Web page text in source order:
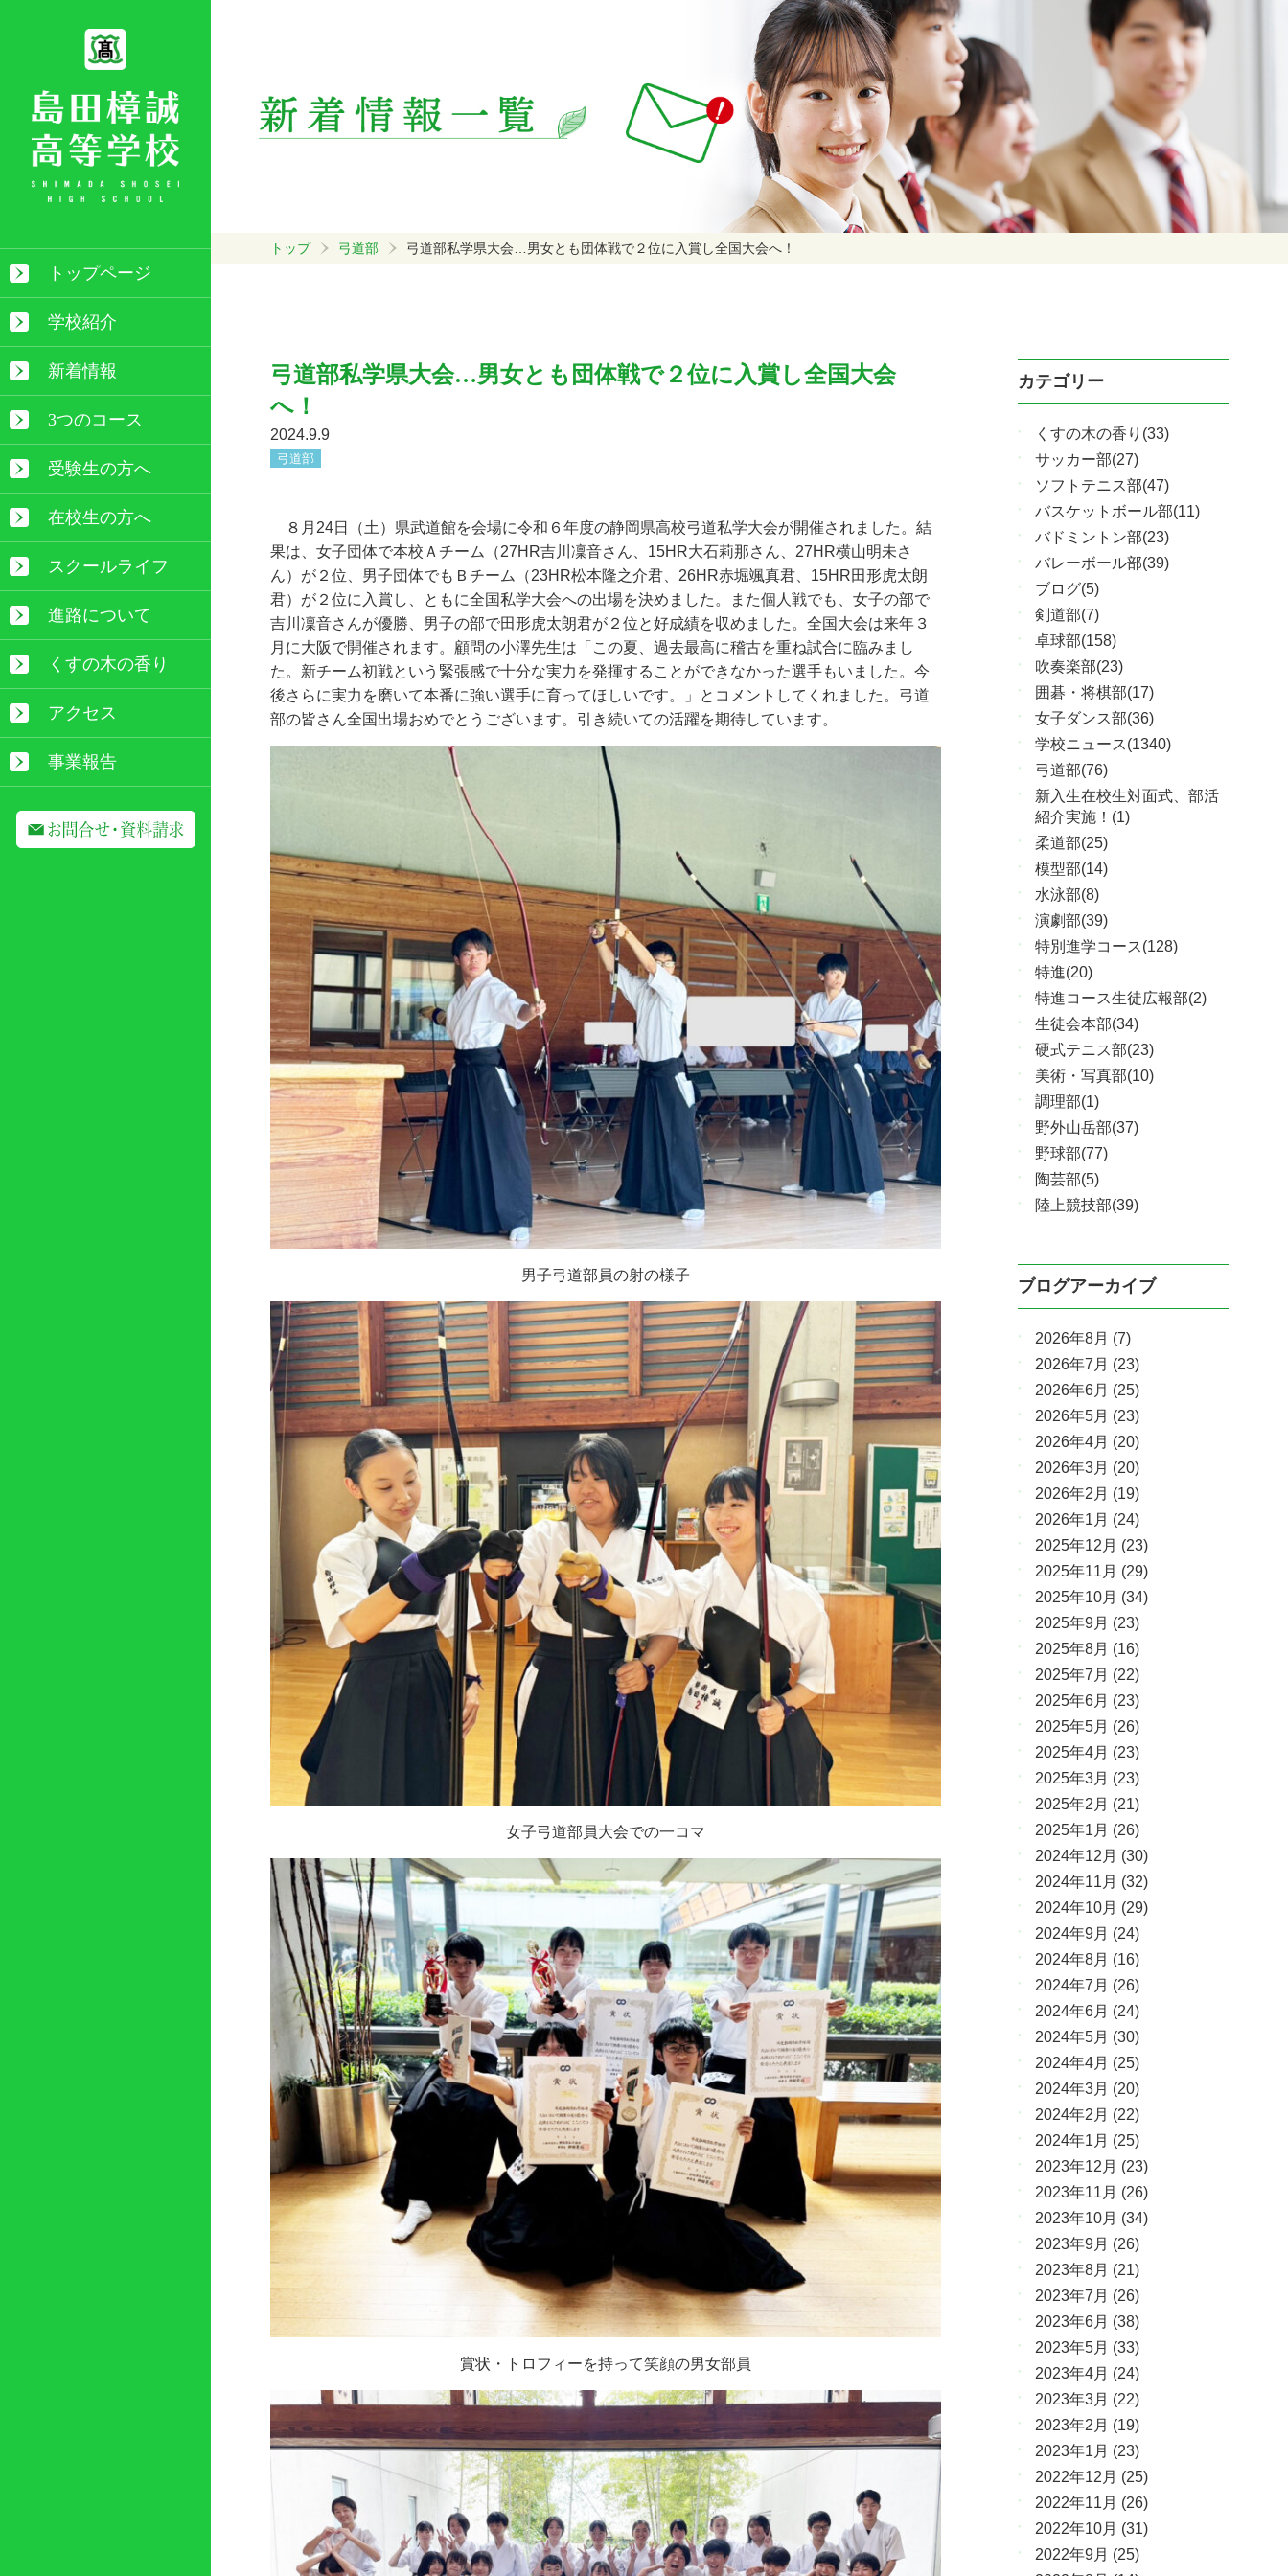
トップページ
学校紹介
新着情報
3つのコース
受験生の方へ
在校生の方へ
スクールライフ
進路について
くすの木の香り
アクセス
事業報告
トップ 弓道部 弓道部私学県大会…男女とも団体戦で２位に入賞し全国大会へ！
弓道部私学県大会…男女とも団体戦で２位に入賞し全国大会
へ！
2024.9.9
弓道部
８月 24日（土）県武道館を会場に令和６年度の静岡県高校弓道私学大会が開催されました。結
果は、女子団体で本校Ａチーム（27HR吉川凜音さん、 15HR大石莉那さん、 27HR横山明未さ
ん）が２位、男子団体でもＢチーム（23HR松本隆之介君、 26HR赤堀颯真君、 15HR田形虎太朗
君）が２位に入賞し、ともに全国私学大会への出場を決めました。また個人戦でも、女子の部で
吉川凜音さんが優勝、男子の部で田形虎太朗君が２位と好成績を収めました。全国大会は来年３
月に大阪で開催されます。顧問の小澤先生は「この夏、過去最高に稽古を重ね試合に臨みまし
た。新チーム初戦という緊張感で十分な実力を発揮することができなかった選手もいました。今
後さらに実力を磨いて本番に強い選手に育ってほしいです。」とコメントしてくれました。弓道
部の皆さん全国出場おめでとうございます。引き続いての活躍を期待しています。
男子弓道部員の射の様子
女子弓道部員大会での一コマ
賞状・トロフィーを持って笑顔の男女部員
カテゴリー
くすの木の香り(33)
サッカー部(27)
ソフトテニス部(47)
バスケットボール部(11)
バドミントン部(23)
バレーボール部(39)
ブログ(5)
剣道部(7)
卓球部(158)
吹奏楽部(23)
囲碁・将棋部(17)
女子ダンス部(36)
学校ニュース(1340)
弓道部(76)
新入生在校生対面式、部活
紹介実施！(1)
柔道部(25)
模型部(14)
水泳部(8)
演劇部(39)
特別進学コース(128)
特進(20)
特進コース生徒広報部(2)
生徒会本部(34)
硬式テニス部(23)
美術・写真部(10)
調理部(1)
野外山岳部(37)
野球部(77)
陶芸部(5)
陸上競技部(39)
ブログアーカイブ
2026年8月 (7)
2026年7月 (23)
2026年6月 (25)
2026年5月 (23)
2026年4月 (20)
2026年3月 (20)
2026年2月 (19)
2026年1月 (24)
2025年12月 (23)
2025年11月 (29)
2025年10月 (34)
2025年9月 (23)
2025年8月 (16)
2025年7月 (22)
2025年6月 (23)
2025年5月 (26)
2025年4月 (23)
2025年3月 (23)
2025年2月 (21)
2025年1月 (26)
2024年12月 (30)
2024年11月 (32)
2024年10月 (29)
2024年9月 (24)
2024年8月 (16)
2024年7月 (26)
2024年6月 (24)
2024年5月 (30)
2024年4月 (25)
2024年3月 (20)
2024年2月 (22)
2024年1月 (25)
2023年12月 (23)
2023年11月 (26)
2023年10月 (34)
2023年9月 (26)
2023年8月 (21)
2023年7月 (26)
2023年6月 (38)
2023年5月 (33)
2023年4月 (24)
2023年3月 (22)
2023年2月 (19)
2023年1月 (23)
2022年12月 (25)
2022年11月 (26)
2022年10月 (31)
2022年9月 (25)